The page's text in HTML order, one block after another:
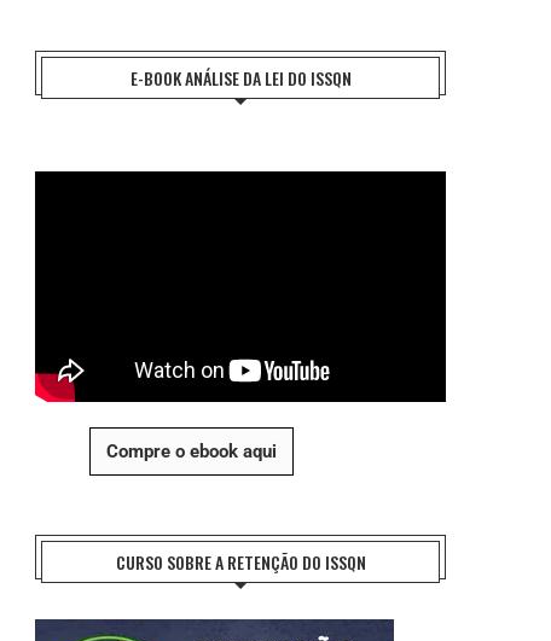
E-BOOK ANÁLISE DA LEI DO ISSQN
Compre o ebook aqui
CURSO SOBRE A RETENÇÃO DO ISSQN